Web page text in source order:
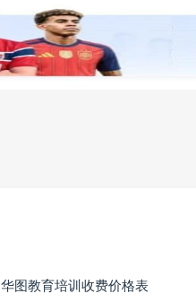
英语资料
华图教育培训收费价格表